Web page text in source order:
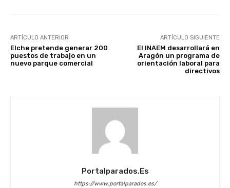
ARTÍCULO ANTERIOR
Elche pretende generar 200
puestos de trabajo en un
nuevo parque comercial
ARTÍCULO SIGUIENTE
El INAEM desarrollará en
Aragón un programa de
orientación laboral para
directivos
Portalparados.es
https://www.portalparados.es/